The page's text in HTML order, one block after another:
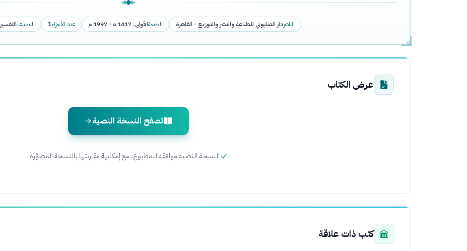
الناشردار الصابوني للطباعة والنشر والتوزيع - القاهرة الطبعةالأولى، 1417 ه - 1997 م عدد الأجزاء1 التصنيفالتفسير
عرض الكتاب
تصفح النسخة النصية
النسخة النصية موافقة للمطبوع، مع إمكانية مقارنتها بالنسخة المصوَّرة
كتب ذات علاقة